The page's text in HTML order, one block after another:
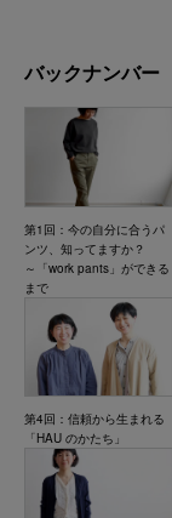
バックナンバー
第1回：今の自分に合うパ
ンツ、知ってますか？
～「work pants」ができる
まで
第4回：信頼から生まれる
「HAU のかたち」